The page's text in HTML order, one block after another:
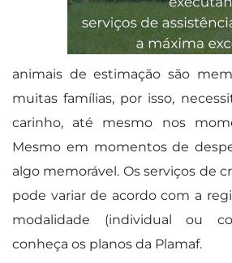
animais de estimação são
muitas famílias, por isso,
carinho, até mesmo nos
Mesmo em momentos de
algo memorável. Os serviços de
pode variar de acordo com a
modalidade (individual ou
conheça os planos da Plamaf.